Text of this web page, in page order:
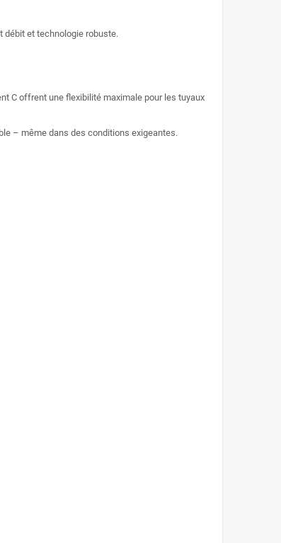
débit et technologie robuste.
C offrent une flexibilité maximale pour les tuyaux
– même dans des conditions exigeantes.